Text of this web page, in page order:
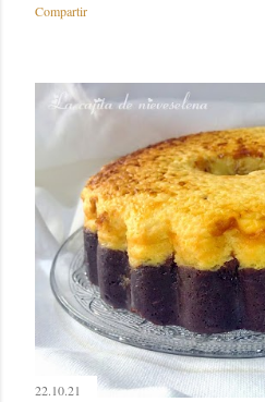
Compartir
22.10.21